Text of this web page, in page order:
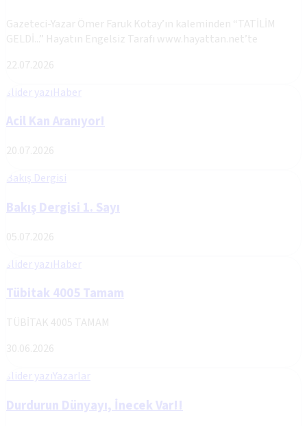
Gazeteci-Yazar Ömer Faruk Kotay’ın kaleminden “TATİLİM
GELDİ...” Hayatın Engelsiz Tarafı www.hayattan.net’te
22.07.2026
slider yazıHaber
Acil Kan Aranıyor!
20.07.2026
Bakış Dergisi
Bakış Dergisi 1. Sayı
05.07.2026
slider yazıHaber
Tübitak 4005 Tamam
TÜBİTAK 4005 TAMAM
30.06.2026
slider yazıYazarlar
Durdurun Dünyayı, İnecek Var!!